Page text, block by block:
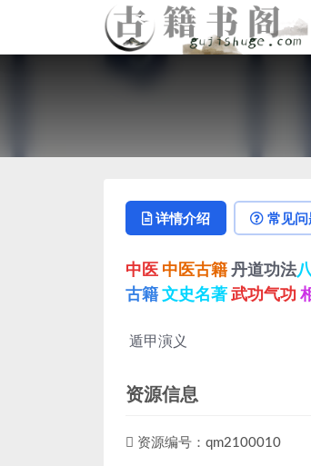
详情介绍 常见
中医 中医古籍丹道功法
古籍文史名著武功气功
遁甲演义
资源信息
资源编号：qm2100010